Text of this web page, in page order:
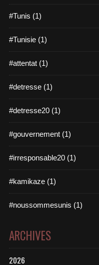
#Tunis (1)
#Tunisie (1)
#attentat (1)
#detresse (1)
#detresse20 (1)
#gouvernement (1)
#irresponsable20 (1)
#kamikaze (1)
#noussommesunis (1)
ARCHIVES
2026